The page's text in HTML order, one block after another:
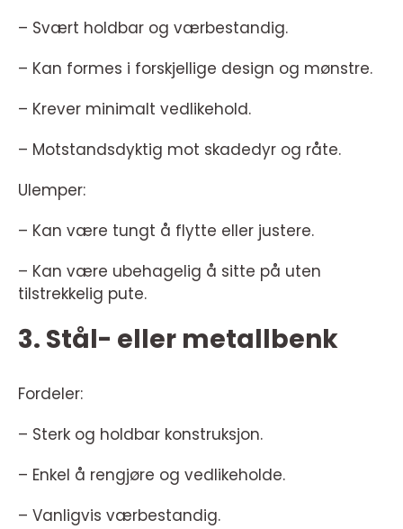
– Svært holdbar og værbestandig.
– Kan formes i forskjellige design og mønstre.
– Krever minimalt vedlikehold.
– Motstandsdyktig mot skadedyr og råte.
Ulemper:
– Kan være tungt å flytte eller justere.
– Kan være ubehagelig å sitte på uten
tilstrekkelig pute.
3. Stål- eller metallbenk
Fordeler:
– Sterk og holdbar konstruksjon.
– Enkel å rengjøre og vedlikeholde.
– Vanligvis værbestandig.